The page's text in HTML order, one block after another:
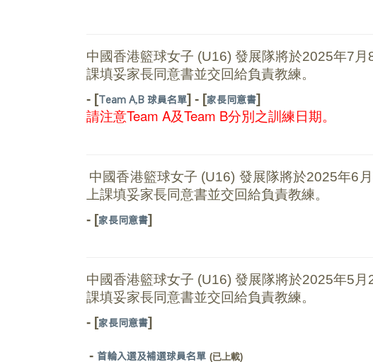
中國香港籃球女子 (U16) 發展隊將於2025年7月
課填妥家長同意書並交回給負責教練。
- [Team A,B 球員名單] - [家長同意書]
請注意Team A及Team B分別之訓練日期。
中國香港籃球女子 (U16) 發展隊將於2025年6
上課填妥家長同意書並交回給負責教練。
- [家長同意書]
中國香港籃球女子 (U16) 發展隊將於2025年5月
課填妥家長同意書並交回給負責教練。
- [家長同意書]
- 首輪入選及補選球員名單 (已上載)